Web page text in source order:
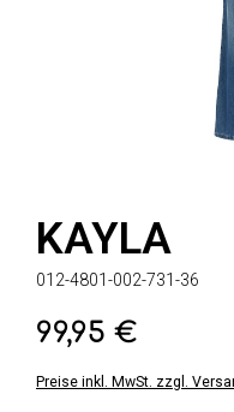
KAYLA
012-4801-002-731-36
Regulärer Preis:
99,95 €
Preise inkl. MwSt. zzgl.